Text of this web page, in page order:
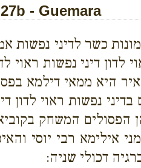
- Guemara
כשר לדיני נפשות
דיני נפשות ראוי
היא ממאי דילמא
נפשות ראוי לדון
הפסולים המשחק
אילימא רבי יוסי
דכולי שניה: